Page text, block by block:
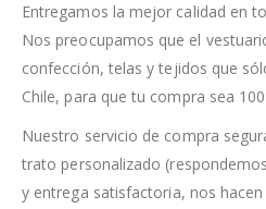
Entregamos la mejor calidad en
Nos preocupamos que el
confección, telas y tejidos que
Chile, para que tu compra sea
Nuestro servicio de compra
trato personalizado
y entrega satisfactoria, nos